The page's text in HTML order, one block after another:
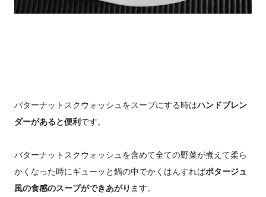
バターナットスクウォッシュをスープにする時はハンドブレン
ダーがあると便利です。
バターナットスクウォッシュを含めて全ての野菜が煮えて柔ら
かくなった時にギューッと鍋の中でかくはんすればポタージュ
風の食感のスープができあがり ます。